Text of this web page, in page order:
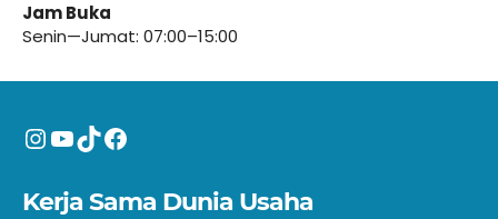
Jam Buka
Senin—Jumat: 07:00–15:00
Instagram
YouTube
TikTokFacebook
Kerja Sama Dunia Usaha